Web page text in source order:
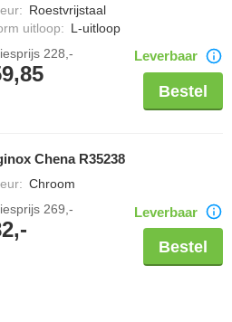
: Roestvrijstaal
uitloop: L-uitloop
228,- Leverbaar
Bestel
Chena R35238
: Chroom
269,- Leverbaar
Bestel